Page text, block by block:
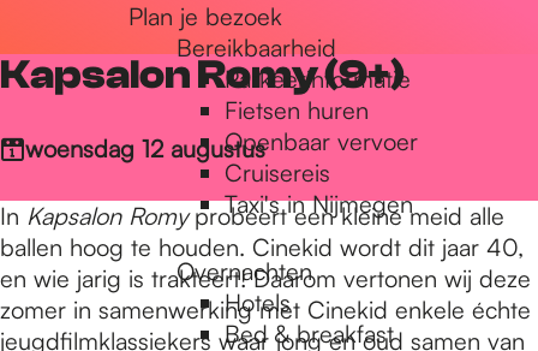
Plan je bezoek
Bereikbaarheid
Parkeerinformatie
Fietsen huren
Openbaar vervoer
Cruisereis
Taxi's in Nijmegen
Overnachten
Hotels
Bed & breakfast
Kapsalon Romy (9+)
woensdag 12 augustus
In Kapsalon Romyprobeert een kleine meid alle
ballen hoog te houden. Cinekid wordt dit jaar 40,
en wie jarig is trakteert! Daarom vertonen wij deze
zomer in samenwerking met Cinekid enkele échte
jeugdfilmklassiekers waar jong en oud samen van